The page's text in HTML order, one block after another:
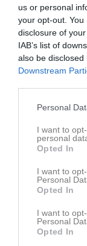
us or personal
your opt-out.
disclosure of
IAB’s list of
also be
Downstream
Personal
I want to
personal
Opted In
I want to
Personal
Opted In
I want to
Personal
Opted In
Senast
Inget album finns
På gång